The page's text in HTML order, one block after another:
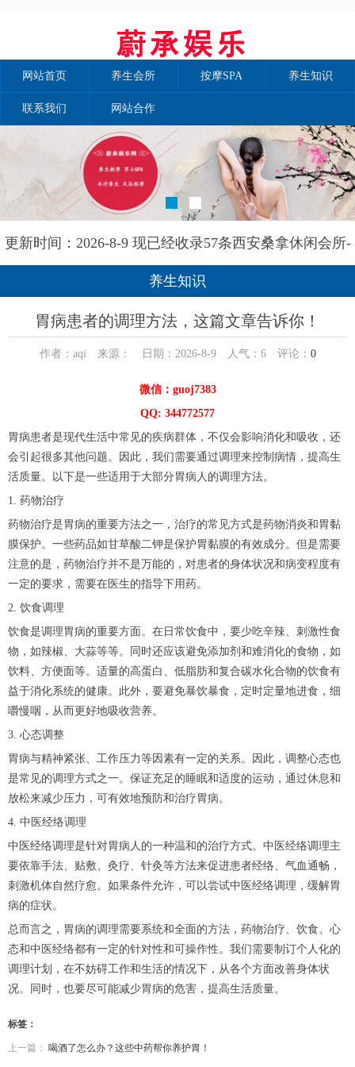
网站首页 养生会所 按摩SPA 养生知识
联系我们 网站合作
更新时间：2026-8-9 现已经收录57条西安桑拿休闲会所-
西安泰自然养生网信息
养生知识
胃病患者的调理方法，这篇文章告诉你！
作者：aqi 来源： 日期：2026-8-9 人气： 6评论： 0
微信：guoj7383
QQ: 344772577
胃病患者是现代生活中常见的疾病群体，不仅会影响消化和吸收，还
会引起很多其他问题。因此，我们需要通过调理来控制病情，提高生
活质量。以下是一些适用于大部分胃病人的调理方法。
1. 药物治疗
药物治疗是胃病的重要方法之一，治疗的常见方式是药物消炎和胃黏
膜保护。一些药品如甘草酸二钾是保护胃黏膜的有效成分。但是需要
注意的是，药物治疗并不是万能的，对患者的身体状况和病变程度有
一定的要求，需要在医生的指导下用药。
2. 饮食调理
饮食是调理胃病的重要方面。在日常饮食中，要少吃辛辣、刺激性食
物，如辣椒、大蒜等等。同时还应该避免添加剂和难消化的食物，如
饮料、方便面等。适量的高蛋白、低脂肪和复合碳水化合物的饮食有
益于消化系统的健康。此外，要避免暴饮暴食，定时定量地进食，细
嚼慢咽，从而更好地吸收营养。
3. 心态调整
胃病与精神紧张、工作压力等因素有一定的关系。因此，调整心态也
是常见的调理方式之一。保证充足的睡眠和适度的运动，通过休息和
放松来减少压力，可有效地预防和治疗胃病。
4. 中医经络调理
中医经络调理是针对胃病人的一种温和的治疗方式。中医经络调理主
要依靠手法、贴敷、灸疗、针灸等方法来促进患者经络、气血通畅，
刺激机体自然疗愈。如果条件允许，可以尝试中医经络调理，缓解胃
病的症状。
总而言之，胃病的调理需要系统和全面的方法，药物治疗、饮食、心
态和中医经络都有一定的针对性和可操作性。我们需要制订个人化的
调理计划，在不妨碍工作和生活的情况下，从各个方面改善身体状
况。同时，也要尽可能减少胃病的危害，提高生活质量。
标签：
上一篇： 喝酒了怎么办？这些中药帮你养护胃！